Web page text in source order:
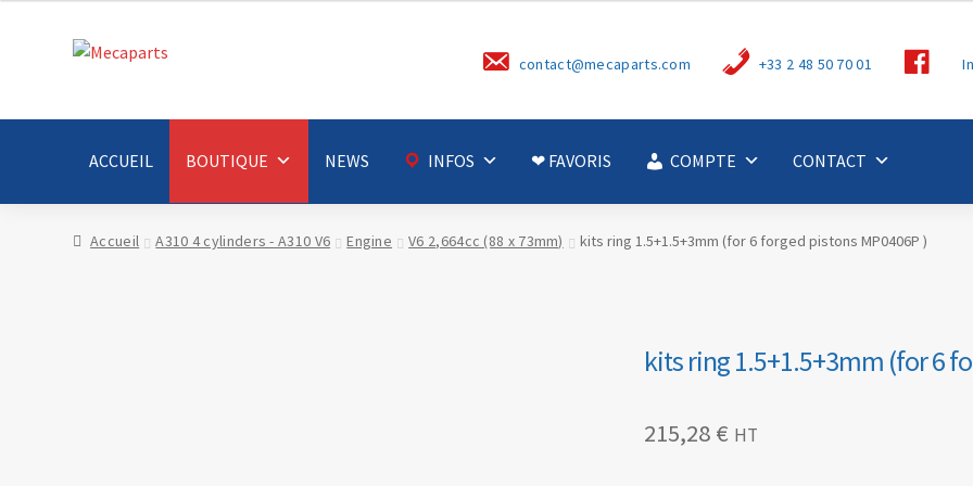
Aller
Aller
contact@mecaparts.com +33 2 48 50 70 01
e
ACCUEIL BOUTIQUE NEWS INFOS ❤ FAVORIS COMPTE CONTACT
Accueil A310 4 cylinders - A310 V6 Engine V6 2,664cc (88 x 73mm) kits ring 1.5+1.5+3mm (for 6 forged pistons MP0406P )
kits ring 1.5+1.5+3mm (for 6
215,28 € HT